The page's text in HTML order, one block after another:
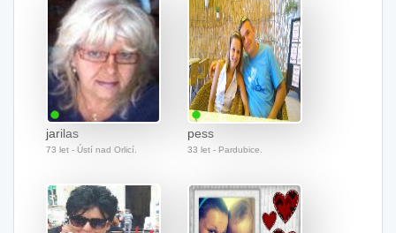
jarilas
73 let - Ústí nad Orlicí.
pess
33 let - Pardubice.